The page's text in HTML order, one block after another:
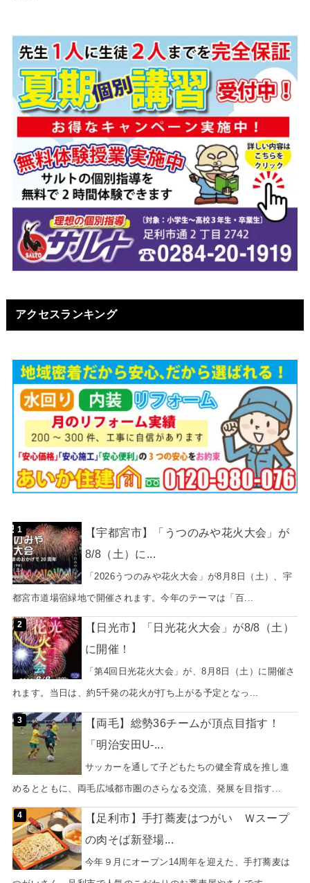
アクセスランキング
【宇都宮市】「うつのみや花火大会」が
8/8（土）に...
「2026うつのみや花火大会」が8月8日（土）、宇
都宮市道場宿緑地で開催されます。今年のテーマは「百...
【日光市】「日光花火大会」が8/8（土）
に開催！
「第4回日光花火大会」が、8月8日（土）に開催さ
れます。当日は、約5千発の花火が打ち上がる予定となっ...
【両毛】総勢36チームが頂点目指す！
「明治安田U-...
サッカーを通して子どもたちの健全育成を推し進
めるとともに、両毛広域都市圏のさらなる交流、発展を目指す...
【足利市】手打蕎麦はつがい Ｗスープ
の肉そば新登場...
今年９月にオープン14周年を迎えた、手打蕎麦は